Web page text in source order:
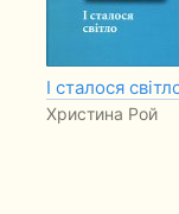
І сталося
Христина Рой